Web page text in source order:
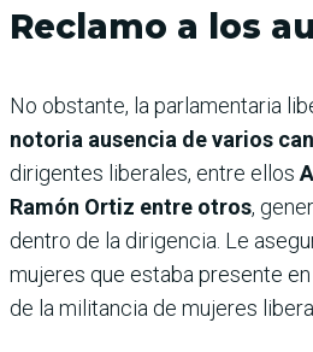
Reclamo a los
No obstante, la parlamentaria
notoria ausencia de varios
dirigentes liberales, entre ellos
Ramón Ortiz entre otros,
dentro de la dirigencia. Le
mujeres que estaba presente
de la militancia de mujeres